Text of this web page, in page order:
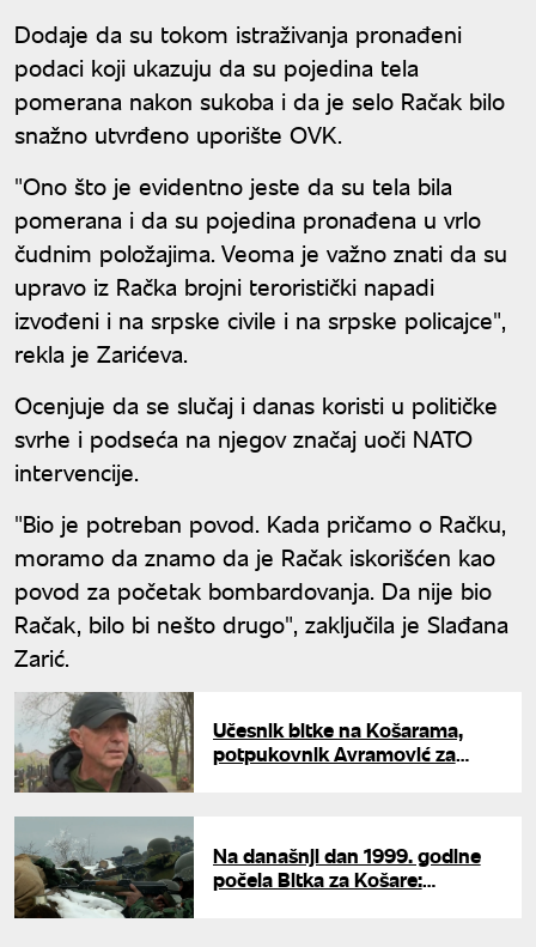
Dodaje da su tokom istraživanja pronađeni
podaci koji ukazuju da su pojedina tela
pomerana nakon sukoba i da je selo Račak bilo
snažno utvrđeno uporište OVK.
"Ono što je evidentno jeste da su tela bila
pomerana i da su pojedina pronađena u vrlo
čudnim položajima. Veoma je važno znati da su
upravo iz Račka brojni teroristički napadi
izvođeni i na srpske civile i na srpske policajce",
rekla je Zarićeva.
Ocenjuje da se slučaj i danas koristi u političke
svrhe i podseća na njegov značaj uoči NATO
intervencije.
"Bio je potreban povod. Kada pričamo o Račku,
moramo da znamo da je Račak iskorišćen kao
povod za početak bombardovanja. Da nije bio
Račak, bilo bi nešto drugo", zaključila je Slađana
Zarić.
Učesnik bitke na Košarama,
potpukovnik Avramović za
Na današnji dan 1999. godine
počela Bitka za Košare: